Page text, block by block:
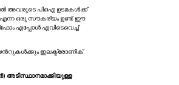
അവരുടെ പിഒഎ ഉടമകൾക്ക്
എന്ന ഒരു സൗകര്യം ഉണ്ട്. ഈ
എപ്പോൾ എവിടെവെച്ച്
ഇലക്ട്രോണിക്
അടിസ്ഥാനമാക്കിയുള്ള